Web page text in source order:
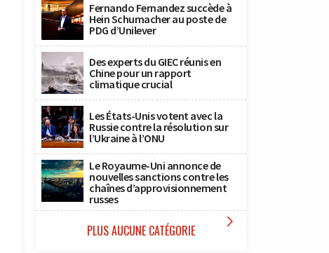
Fernando Fernandez succède à
Hein Schumacher au poste de
PDG d’Unilever
Des experts du GIEC réunis en
Chine pour un rapport
climatique crucial
Les États-Unis votent avec la
Russie contre la résolution sur
l’Ukraine à l’ONU
Le Royaume-Uni annonce de
nouvelles sanctions contre les
chaînes d’approvisionnement
russes
PLUS AUCUNE CATÉGORIE 